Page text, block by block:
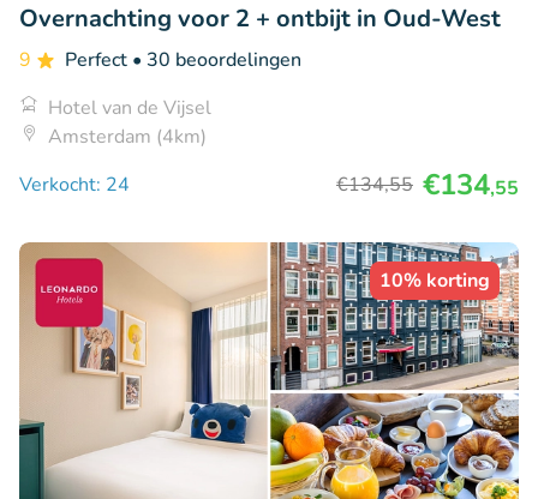
Overnachting voor 2 + ontbijt in Oud-West
9 Perfect • 30 beoordelingen
Hotel van de Vijsel
Amsterdam (4km)
Verkocht: 24
€134,55 €134,55
10% korting